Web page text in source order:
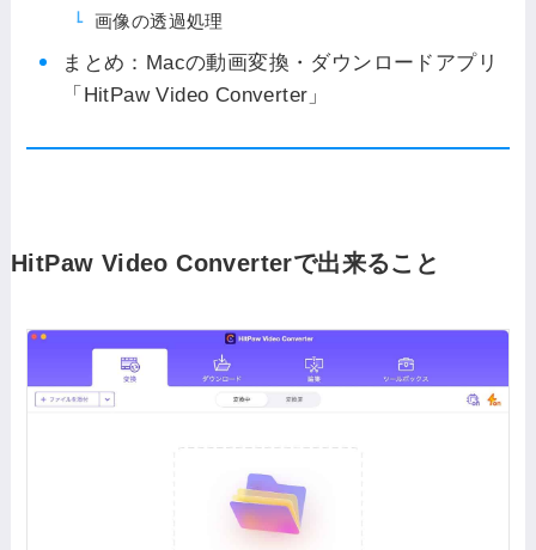
画像の透過処理
まとめ：Macの動画変換・ダウンロードアプリ
「HitPaw Video Converter」
HitPaw Video Converterで出来ること